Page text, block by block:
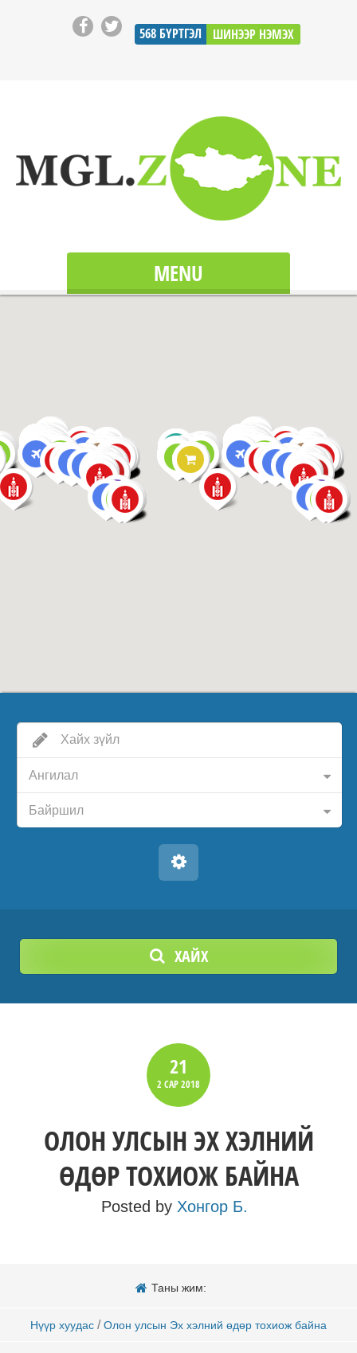
568 БҮРТГЭЛ ШИНЭЭР НЭМЭХ
MENU
Ангилал
Байршил
ХАЙХ
21
2 САР2018
ОЛОН УЛСЫН ЭХ ХЭЛНИЙ
ӨДӨР ТОХИОЖ БАЙНА
Posted by Хонгор Б.
Таны жим:
Нүүр хуудас / Олон улсын Эх хэлний өдөр тохиож байна